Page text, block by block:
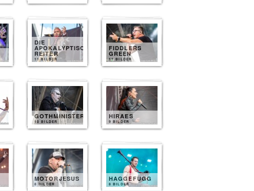
DIE
APOKALYPTISCHEN
REITER
11 BILDER
FIDDLERS
GREEN
11 BILDER
GOTHMINISTER
10 BILDER
HIRAES
9 BILDER
MOTORJESUS
8 BILDER
HAGGEFUGG
8 BILDER